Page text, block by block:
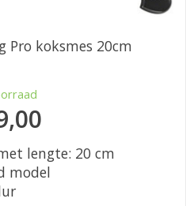
Pro koksmes 20cm
lengte: 20 cm
model